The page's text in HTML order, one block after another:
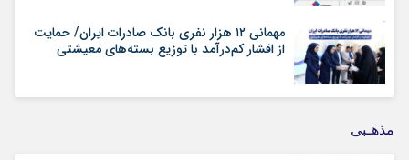
مهمانی ۱۲ هزار نفری بانک صادرات ایران/ حمایت
از اقشار کم‌درآمد با توزیع بسته‌های معیشتی
مذهـبی